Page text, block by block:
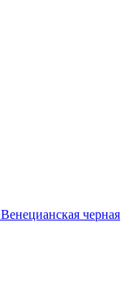
Венецианская черная